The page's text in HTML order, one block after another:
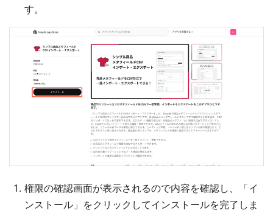
す。
権限の確認画面が表示されるので内容を確認し、「イ
ンストール」をクリックしてインストールを完了しま